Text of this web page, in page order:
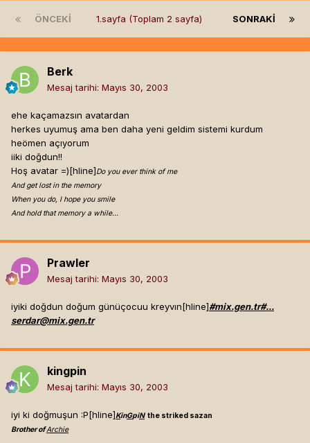
ÖNCEKI SONRAKI
1.sayfa (Toplam 2 sayfa)
Berk
Mesaj tarihi: Mayıs 30, 2003
ehe kaçamazsın avatardan
herkes uyumuş ama ben daha yeni geldim sistemi kurdum
heömen açıyorum
iiki doğdun!!
Hoş avatar =)[hline]Do you ever think of me
And get lost in the memory
When you do, I hope you smile
And hold that memory a while…
Prawler
Mesaj tarihi: Mayıs 30, 2003
iyiki doğdun doğum günüçocuu kreyvın[hline]#mix.gen.tr#...
serdar@mix.gen.tr
kingpin
Mesaj tarihi: Mayıs 30, 2003
iyi ki doğmuşun :P[hline]KinGpiN the striked sazan
Brother ofArchie